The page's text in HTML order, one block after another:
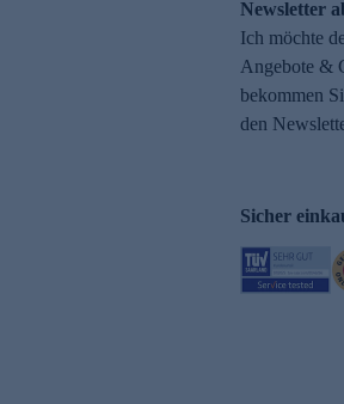
Newsletter
Ich möchte
Angebote &
bekommen
den
Sicher